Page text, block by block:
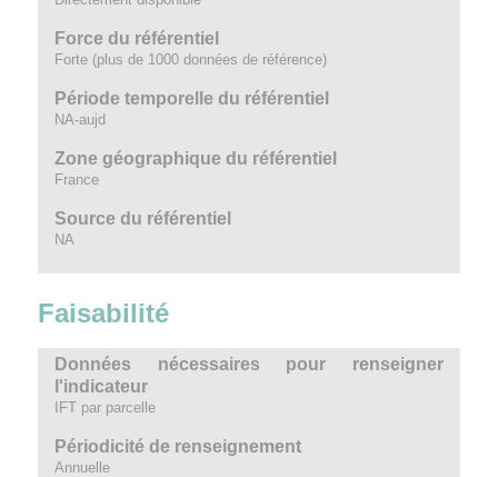
Force du référentiel
Forte (plus de 1000 données de référence)
Période temporelle du référentiel
NA-aujd
Zone géographique du référentiel
France
Source du référentiel
NA
Faisabilité
Données nécessaires pour renseigner
l'indicateur
IFT par parcelle
Périodicité de renseignement
Annuelle